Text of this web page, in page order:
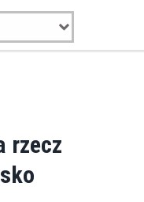
rzecz